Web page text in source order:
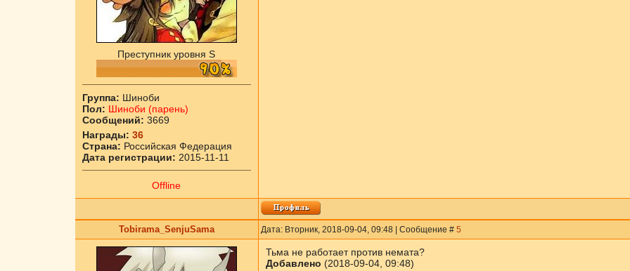
Преступник уровня S
Группа: Шиноби
Пол: Шиноби (парень)
Сообщений: 3669
Награды: 36
Страна: Российская Федерация
Дата регистрации: 2015-11-11
Offline
Tobirama_SenjuSama Дата: Вторник, 2018-09-04, 09:48 | Сообщение # 5
Тьма не работает против немата?
Добавлено (2018-09-04, 09:48)